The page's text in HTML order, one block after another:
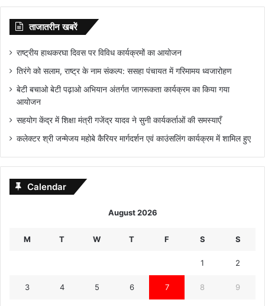
ताजातरीन खबरें
राष्ट्रीय हाथकरघा दिवस पर विविध कार्यक्रमों का आयोजन
तिरंगे को सलाम, राष्ट्र के नाम संकल्प: ससहा पंचायत में गरिमामय ध्वजारोहण
बेटी बचाओ बेटी पढ़ाओ अभियान अंतर्गत जागरूकता कार्यक्रम का किया गया
आयोजन
सहयोग केंद्र में शिक्षा मंत्री गजेंद्र यादव ने सुनी कार्यकर्ताओं की समस्याएँ
कलेक्टर श्री जन्मेजय महोबे कैरियर मार्गदर्शन एवं काउंसलिंग कार्यक्रम में शामिल हुए
Calendar
August 2026
M T W T F S S
1 2
3 4 5 6 7 8 9